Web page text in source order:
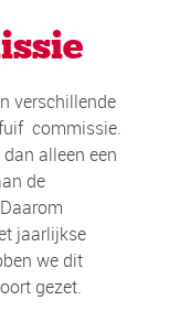
verschillende
commissie.
alleen een
de
jaarlijkse
we dit
gezet.